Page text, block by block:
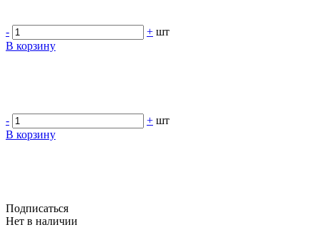
-
+ шт
В корзину
-
+ шт
В корзину
Подписаться
Нет в наличии